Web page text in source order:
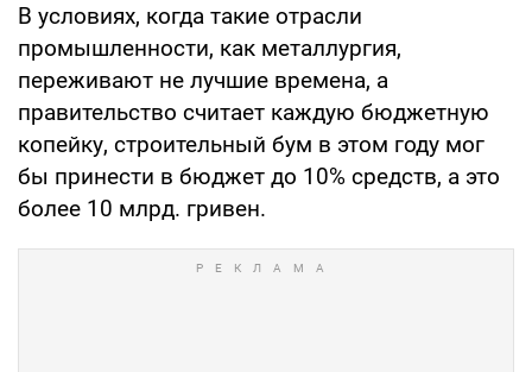
В условиях, когда такие отрасли
промышленности, как металлургия,
переживают не лучшие времена, а
правительство считает каждую бюджетную
копейку, строительный бум в этом году мог
бы принести в бюджет до 10% средств, а это
более 10 млрд. гривен.